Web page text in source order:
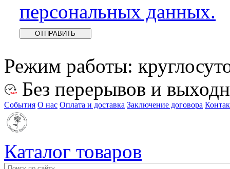
персональных данных.
Режим работы:
Без перерывов и
События О нас Оплата и доставка Заключение договора
Каталог товаров